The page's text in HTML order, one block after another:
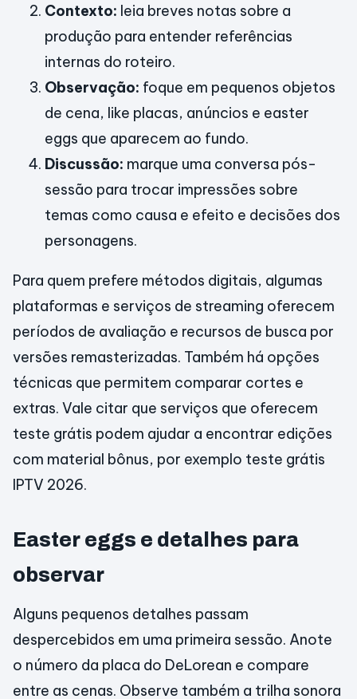
Contexto: leia breves notas sobre a
produção para entender referências
internas do roteiro.
Observação: foque em pequenos objetos
de cena, like placas, anúncios e easter
eggs que aparecem ao fundo.
Discussão: marque uma conversa pós-
sessão para trocar impressões sobre
temas como causa e efeito e decisões dos
personagens.
Para quem prefere métodos digitais, algumas
plataformas e serviços de streaming oferecem
períodos de avaliação e recursos de busca por
versões remasterizadas. Também há opções
técnicas que permitem comparar cortes e
extras. Vale citar que serviços que oferecem
teste grátis podem ajudar a encontrar edições
com material bônus, por exemplo teste grátis
IPTV 2026.
Easter eggs e detalhes para
observar
Alguns pequenos detalhes passam
despercebidos em uma primeira sessão. Anote
o número da placa do DeLorean e compare
entre as cenas. Observe também a trilha sonora